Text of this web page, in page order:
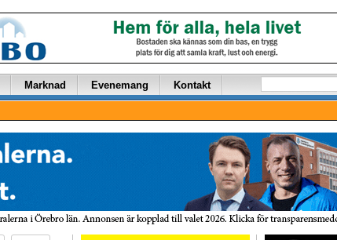
Marknad Evenemang Kontakt